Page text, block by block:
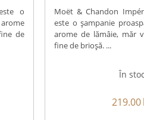
o
de
Moët & Chandon
este o șampanie
arome de lămâie, măr
fine de brioșă. ...
În stoc
219.00